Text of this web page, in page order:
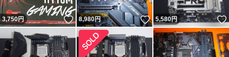
3,750円 いいね！
8,980円 いいね！
5,580円